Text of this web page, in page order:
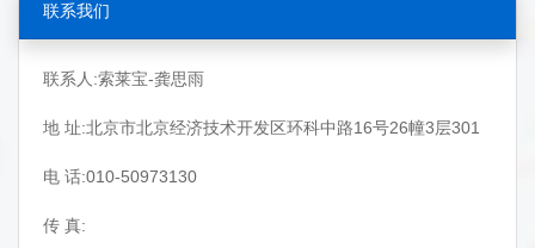
联系我们
联系人:索莱宝-龚思雨
地 址:北京市北京经济技术开发区环科中路16号26幢3层301
电 话:010-50973130
传 真: